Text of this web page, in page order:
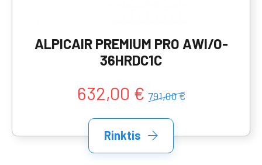
ALPICAIR PREMIUM PRO AWI/O-
36HRDC1C
632,00 € 791,00 €
Rinktis